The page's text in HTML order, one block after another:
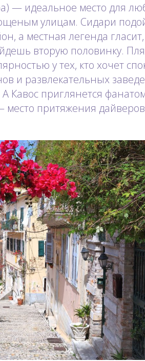
— идеальное место для
улицам. Сидари
а местная легенда
вторую половинку.
у тех, кто хочет
и развлекательных
Кавос приглянется
притяжения